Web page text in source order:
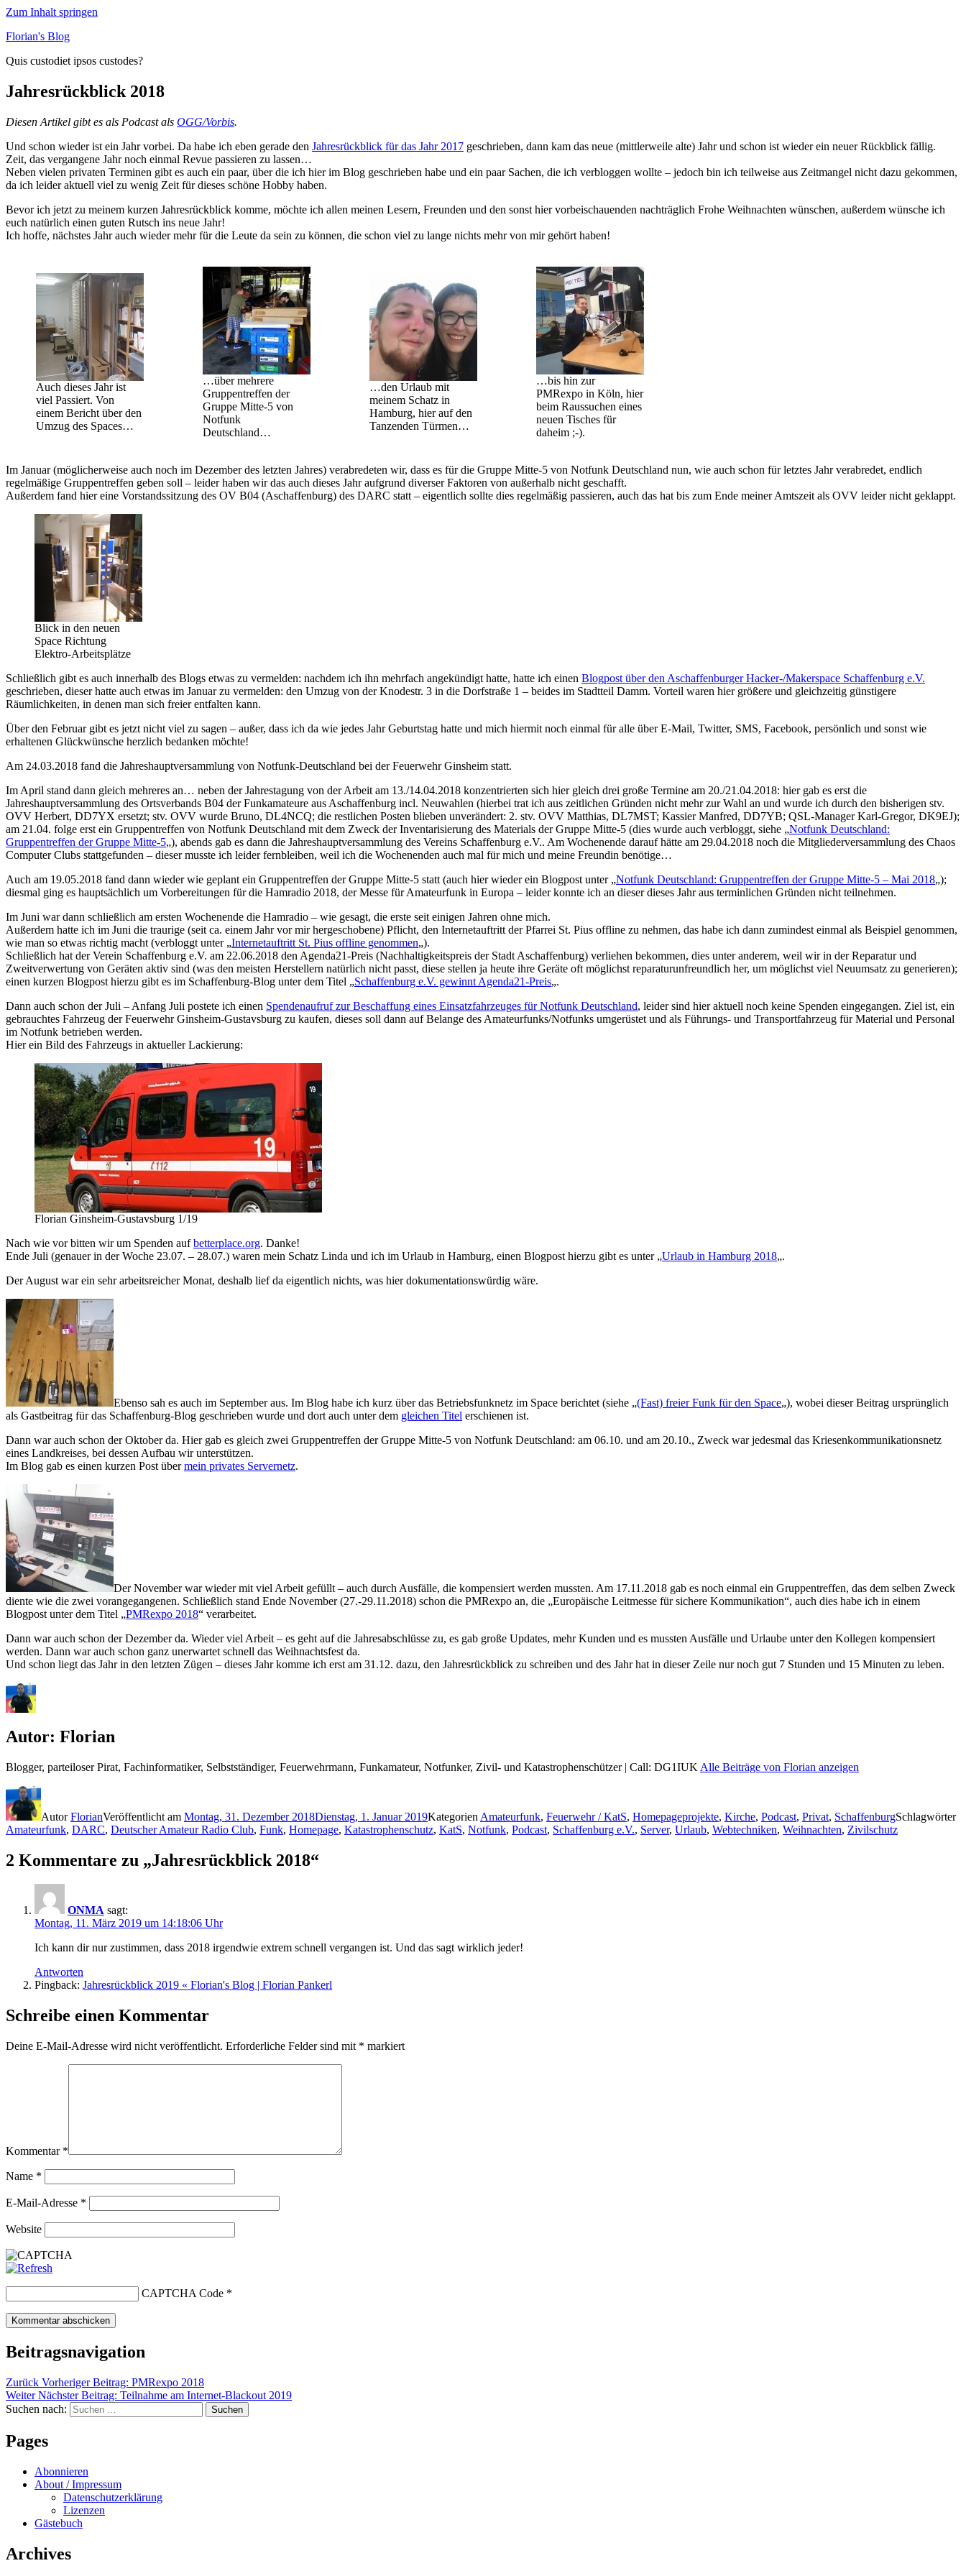
Zum Inhalt springen
Florian's Blog
Quis custodiet ipsos custodes?
Jahresrückblick 2018
Diesen Artikel gibt es als Podcast als OGG/Vorbis.
Und schon wieder ist ein Jahr vorbei. Da habe ich eben gerade den Jahresrückblick für das Jahr 2017 geschrieben, dann kam das neue (mittlerweile alte) Jahr und schon ist wieder ein neuer Rückblick fällig.
Zeit, das vergangene Jahr noch einmal Revue passieren zu lassen…
Neben vielen privaten Terminen gibt es auch ein paar, über die ich hier im Blog geschrieben habe und ein paar Sachen, die ich verbloggen wollte – jedoch bin ich teilweise aus Zeitmangel nicht dazu gekommen,
da ich leider aktuell viel zu wenig Zeit für dieses schöne Hobby haben.
Bevor ich jetzt zu meinem kurzen Jahresrückblick komme, möchte ich allen meinen Lesern, Freunden und den sonst hier vorbeischauenden nachträglich Frohe Weihnachten wünschen, außerdem wünsche ich
euch natürlich einen guten Rutsch ins neue Jahr!
Ich hoffe, nächstes Jahr auch wieder mehr für die Leute da sein zu können, die schon viel zu lange nichts mehr von mir gehört haben!
Auch dieses Jahr ist
viel Passiert. Von
einem Bericht über den
Umzug des Spaces…
…über mehrere
Gruppentreffen der
Gruppe Mitte-5 von
Notfunk
Deutschland…
…den Urlaub mit
meinem Schatz in
Hamburg, hier auf den
Tanzenden Türmen…
…bis hin zur
PMRexpo in Köln, hier
beim Raussuchen eines
neuen Tisches für
daheim ;-).
Im Januar (möglicherweise auch noch im Dezember des letzten Jahres) verabredeten wir, dass es für die Gruppe Mitte-5 von Notfunk Deutschland nun, wie auch schon für letztes Jahr verabredet, endlich
regelmäßige Gruppentreffen geben soll – leider haben wir das auch dieses Jahr aufgrund diverser Faktoren von außerhalb nicht geschafft.
Außerdem fand hier eine Vorstandssitzung des OV B04 (Aschaffenburg) des DARC statt – eigentlich sollte dies regelmäßig passieren, auch das hat bis zum Ende meiner Amtszeit als OVV leider nicht geklappt.
Blick in den neuen
Space Richtung
Elektro-Arbeitsplätze
Schließlich gibt es auch innerhalb des Blogs etwas zu vermelden: nachdem ich ihn mehrfach angekündigt hatte, hatte ich einen Blogpost über den Aschaffenburger Hacker-/Makerspace Schaffenburg e.V.
geschrieben, dieser hatte auch etwas im Januar zu vermelden: den Umzug von der Knodestr. 3 in die Dorfstraße 1 – beides im Stadtteil Damm. Vorteil waren hier größere und gleichzeitig günstigere
Räumlichkeiten, in denen man sich freier entfalten kann.
Über den Februar gibt es jetzt nicht viel zu sagen – außer, dass ich da wie jedes Jahr Geburtstag hatte und mich hiermit noch einmal für alle über E-Mail, Twitter, SMS, Facebook, persönlich und sonst wie
erhaltenen Glückwünsche herzlich bedanken möchte!
Am 24.03.2018 fand die Jahreshauptversammlung von Notfunk-Deutschland bei der Feuerwehr Ginsheim statt.
Im April stand dann gleich mehreres an… neben der Jahrestagung von der Arbeit am 13./14.04.2018 konzentrierten sich hier gleich drei große Termine am 20./21.04.2018: hier gab es erst die
Jahreshauptversammlung des Ortsverbands B04 der Funkamateure aus Aschaffenburg incl. Neuwahlen (hierbei trat ich aus zeitlichen Gründen nicht mehr zur Wahl an und wurde ich durch den bisherigen stv.
OVV Herbert, DD7YX ersetzt; stv. OVV wurde Bruno, DL4NCQ; die restlichen Posten blieben unverändert: 2. stv. OVV Matthias, DL7MST; Kassier Manfred, DD7YB; QSL-Manager Karl-Gregor, DK9EJ);
am 21.04. folge erst ein Gruppentreffen von Notfunk Deutschland mit dem Zweck der Inventarisierung des Materials der Gruppe Mitte-5 (dies wurde auch verbloggt, siehe „Notfunk Deutschland:
Gruppentreffen der Gruppe Mitte-5„), abends gab es dann die Jahreshauptversammlung des Vereins Schaffenburg e.V.. Am Wochenende darauf hätte am 29.04.2018 noch die Mitgliederversammlung des Chaos
Computer Clubs stattgefunden – dieser musste ich leider fernbleiben, weil ich die Wochenenden auch mal für mich und meine Freundin benötige…
Auch am 19.05.2018 fand dann wieder wie geplant ein Gruppentreffen der Gruppe Mitte-5 statt (auch hier wieder ein Blogpost unter „Notfunk Deutschland: Gruppentreffen der Gruppe Mitte-5 – Mai 2018„);
diesmal ging es hauptsächlich um Vorbereitungen für die Hamradio 2018, der Messe für Amateurfunk in Europa – leider konnte ich an dieser dieses Jahr aus terminlichen Gründen nicht teilnehmen.
Im Juni war dann schließlich am ersten Wochenende die Hamradio – wie gesagt, die erste seit einigen Jahren ohne mich.
Außerdem hatte ich im Juni die traurige (seit ca. einem Jahr vor mir hergeschobene) Pflicht, den Internetauftritt der Pfarrei St. Pius offline zu nehmen, das habe ich dann zumindest einmal als Beispiel genommen,
wie man so etwas richtig macht (verbloggt unter „Internetauftritt St. Pius offline genommen„).
Schließlich hat der Verein Schaffenburg e.V. am 22.06.2018 den Agenda21-Preis (Nachhaltigkeitspreis der Stadt Aschaffenburg) verliehen bekommen, dies unter anderem, weil wir in der Reparatur und
Zweitverwertung von Geräten aktiv sind (was den meisten Herstellern natürlich nicht passt, diese stellen ja heute ihre Geräte oft möglichst reparaturunfreundlich her, um möglichst viel Neuumsatz zu generieren);
einen kurzen Blogpost hierzu gibt es im Schaffenburg-Blog unter dem Titel „Schaffenburg e.V. gewinnt Agenda21-Preis„.
Dann auch schon der Juli – Anfang Juli postete ich einen Spendenaufruf zur Beschaffung eines Einsatzfahrzeuges für Notfunk Deutschland, leider sind hier aktuell noch keine Spenden eingegangen. Ziel ist, ein
gebrauchtes Fahrzeug der Feuerwehr Ginsheim-Gustavsburg zu kaufen, dieses soll dann auf Belange des Amateurfunks/Notfunks umgerüstet und als Führungs- und Transportfahrzeug für Material und Personal
im Notfunk betrieben werden.
Hier ein Bild des Fahrzeugs in aktueller Lackierung:
Florian Ginsheim-Gustavsburg 1/19
Nach wie vor bitten wir um Spenden aufbetterplace.org. Danke!
Ende Juli (genauer in der Woche 23.07. – 28.07.) waren mein Schatz Linda und ich im Urlaub in Hamburg, einen Blogpost hierzu gibt es unter „Urlaub in Hamburg 2018„.
Der August war ein sehr arbeitsreicher Monat, deshalb lief da eigentlich nichts, was hier dokumentationswürdig wäre.
Ebenso sah es auch im September aus. Im Blog habe ich kurz über das Betriebsfunknetz im Space berichtet (siehe „(Fast) freier Funk für den Space„), wobei dieser Beitrag ursprünglich
als Gastbeitrag für das Schaffenburg-Blog geschrieben wurde und dort auch unter dem gleichen Titel erschienen ist.
Dann war auch schon der Oktober da. Hier gab es gleich zwei Gruppentreffen der Gruppe Mitte-5 von Notfunk Deutschland: am 06.10. und am 20.10., Zweck war jedesmal das Kriesenkommunikationsnetz
eines Landkreises, bei dessen Aufbau wir unterstützen.
Im Blog gab es einen kurzen Post übermein privates Servernetz.
Der November war wieder mit viel Arbeit gefüllt – auch durch Ausfälle, die kompensiert werden mussten. Am 17.11.2018 gab es noch einmal ein Gruppentreffen, das dem selben Zweck
diente wie die zwei vorangegangenen. Schließlich stand Ende November (27.-29.11.2018) schon die PMRexpo an, die „Europäische Leitmesse für sichere Kommunikation“, auch dies habe ich in einem
Blogpost unter dem Titel „PMRexpo 2018“ verarbeitet.
Dann war auch schon der Dezember da. Wieder viel Arbeit – es geht auf die Jahresabschlüsse zu, es gab große Updates, mehr Kunden und es mussten Ausfälle und Urlaube unter den Kollegen kompensiert
werden. Dann war auch schon ganz unerwartet schnell das Weihnachtsfest da.
Und schon liegt das Jahr in den letzten Zügen – dieses Jahr komme ich erst am 31.12. dazu, den Jahresrückblick zu schreiben und des Jahr hat in dieser Zeile nur noch gut 7 Stunden und 15 Minuten zu leben.
Autor: Florian
Blogger, parteiloser Pirat, Fachinformatiker, Selbstständiger, Feuerwehrmann, Funkamateur, Notfunker, Zivil- und Katastrophenschützer | Call: DG1IUK Alle Beiträge von Florian anzeigen
AutorFlorianVeröffentlicht am Montag, 31. Dezember 2018Dienstag, 1. Januar 2019Kategorien Amateurfunk, Feuerwehr / KatS, Homepageprojekte, Kirche, Podcast, Privat, SchaffenburgSchlagwörter
Amateurfunk, DARC, Deutscher Amateur Radio Club, Funk, Homepage, Katastrophenschutz, KatS, Notfunk, Podcast, Schaffenburg e.V., Server, Urlaub, Webtechniken, Weihnachten, Zivilschutz
2 Kommentare zu „Jahresrückblick 2018“
ONMA sagt:
Montag, 11. März 2019 um 14:18:06 Uhr
Ich kann dir nur zustimmen, dass 2018 irgendwie extrem schnell vergangen ist. Und das sagt wirklich jeder!
Antworten
Pingback: Jahresrückblick 2019 « Florian's Blog | Florian Pankerl
Schreibe einen Kommentar
Deine E-Mail-Adresse wird nicht veröffentlicht. Erforderliche Felder sind mit * markiert
Kommentar *
Name *
E-Mail-Adresse *
Website
CAPTCHA Code *
Beitragsnavigation
Zurück Vorheriger Beitrag: PMRexpo 2018
Weiter Nächster Beitrag: Teilnahme am Internet-Blackout 2019
Suchen nach:
Suchen
Pages
Abonnieren
About / Impressum
Datenschutzerklärung
Lizenzen
Gästebuch
Archives